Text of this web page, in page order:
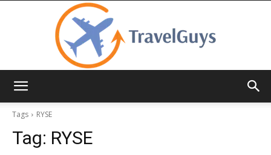
Tags
RYSE
Tag: RYSE